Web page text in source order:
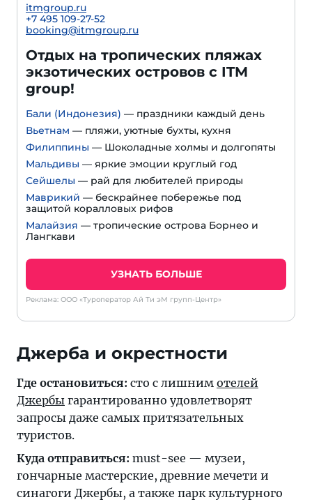
itmgroup.ru
+7 495 109-27-52
booking@itmgroup.ru
Отдых на тропических пляжах
экзотических островов с ITM
group!
Бали (Индонезия) — праздники каждый день
Вьетнам — пляжи, уютные бухты, кухня
Филиппины — Шоколадные холмы и долгопяты
Мальдивы — яркие эмоции круглый год
Сейшелы — рай для любителей природы
Маврикий — бескрайнее побережье под
защитой коралловых рифов
Малайзия — тропические острова Борнео и
Лангкави
УЗНАТЬ БОЛЬШЕ
Реклама: ООО «Туроператор Ай Ти эМ групп-Центр»
Джерба и окрестности
Где остановиться: сто с лишним отелей
Джербы гарантированно удовлетворят
запросы даже самых притязательных
туристов.
Куда отправиться: must-see — музеи,
гончарные мастерские, древние мечети и
синагоги Джербы, а также парк культурного